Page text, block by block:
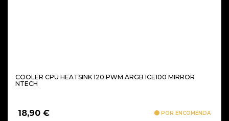
COOLER CPU HEATSINK 120 PWM ARGB ICE100 MIRROR
NTECH
18,90 € POR ENCOMENDA